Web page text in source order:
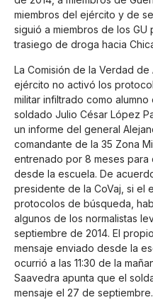
miembros del ejército y de
siguió a miembros de los GU
trasiego de droga hacia
La Comisión de la Verdad
ejército no activó los
militar infiltrado como
soldado Julio César López
un informe del general
comandante de la 35 Zona
entrenado por 8 meses para
desde la escuela. De
presidente de la CoVaj, si el
protocolos de búsqueda,
algunos de los normalistas
septiembre de 2014. El
mensaje enviado desde la
ocurrió a las 11:30 de la
Saavedra apunta que el
mensaje el 27 de